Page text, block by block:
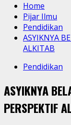
Home
Pijar Ilmu
Pendidikan
ASYIKNYA
ALKITAB
Pendidikan
ASYIKNYA
PERSPEKTIF